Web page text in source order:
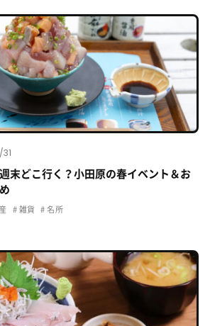
末どこ行く？小田原の春イベント＆お
雑貨 名所